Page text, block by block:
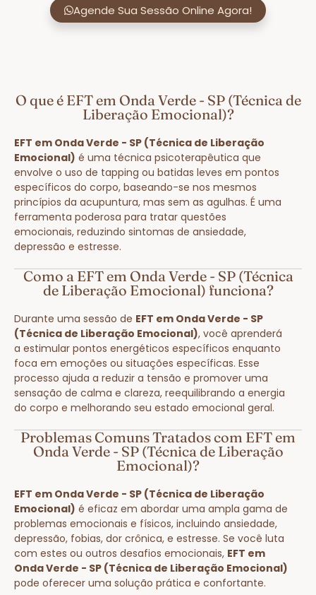
Agende Sua Sessão Online Agora!
O que é EFT em Onda Verde - SP (Técnica de
Liberação Emocional)?
EFT em Onda Verde - SP (Técnica de Liberação
Emocional) é uma técnica psicoterapêutica que
envolve o uso de tapping ou batidas leves em pontos
específicos do corpo, baseando-se nos mesmos
princípios da acupuntura, mas sem as agulhas. É uma
ferramenta poderosa para tratar questões
emocionais, reduzindo sintomas de ansiedade,
depressão e estresse.
Como a EFT em Onda Verde - SP (Técnica
de Liberação Emocional) funciona?
Durante uma sessão de EFT em Onda Verde - SP
(Técnica de Liberação Emocional), você aprenderá
a estimular pontos energéticos específicos enquanto
foca em emoções ou situações específicas. Esse
processo ajuda a reduzir a tensão e promover uma
sensação de calma e clareza, reequilibrando a energia
do corpo e melhorando seu estado emocional geral.
Problemas Comuns Tratados com EFT em
Onda Verde - SP (Técnica de Liberação
Emocional)?
EFT em Onda Verde - SP (Técnica de Liberação
Emocional) é eficaz em abordar uma ampla gama de
problemas emocionais e físicos, incluindo ansiedade,
depressão, fobias, dor crônica, e estresse. Se você luta
com estes ou outros desafios emocionais, EFT em
Onda Verde - SP (Técnica de Liberação Emocional)
pode oferecer uma solução prática e confortante.